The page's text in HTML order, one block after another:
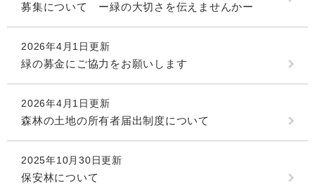
募集について ー緑の大切さを伝えませんかー
2026年4月1日更新
緑の募金にご協力をお願いします
2026年4月1日更新
森林の土地の所有者届出制度について
2025年10月30日更新
保安林について